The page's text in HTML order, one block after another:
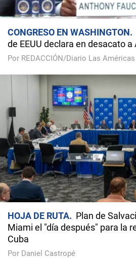
CONGRESO EN WASHINGTON
de EEUU declara en desacato
Por REDACCIÓN/Diario Las Américas
HOJA DE RUTA
Plan de
Miami el "día después" para la
Cuba
Por Daniel Castropé